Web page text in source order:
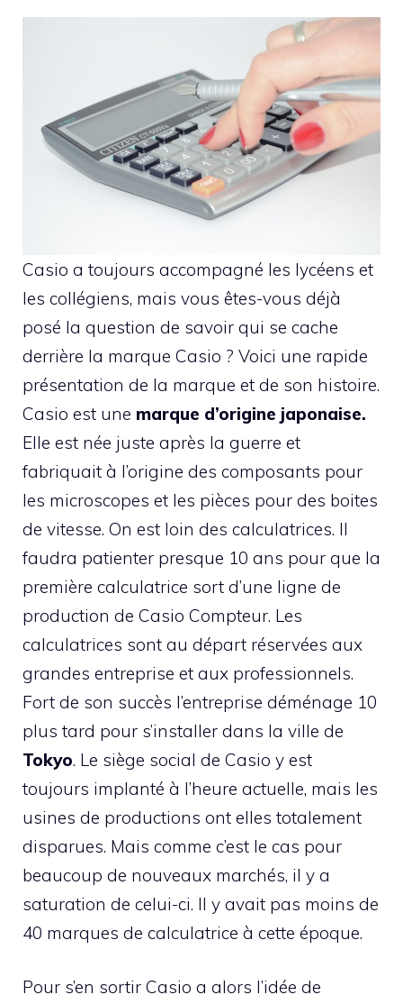
Casio a toujours accompagné les lycéens et
les collégiens, mais vous êtes-vous déjà
posé la question de savoir qui se cache
derrière la marque Casio ? Voici une rapide
présentation de la marque et de son histoire.
Casio est une marque d’origine japonaise.
Elle est née juste après la guerre et
fabriquait à l’origine des composants pour
les microscopes et les pièces pour des boites
de vitesse. On est loin des calculatrices. Il
faudra patienter presque 10 ans pour que la
première calculatrice sort d’une ligne de
production de Casio Compteur. Les
calculatrices sont au départ réservées aux
grandes entreprise et aux professionnels.
Fort de son succès l’entreprise déménage 10
plus tard pour s’installer dans la ville de
Tokyo. Le siège social de Casio y est
toujours implanté à l’heure actuelle, mais les
usines de productions ont elles totalement
disparues. Mais comme c’est le cas pour
beaucoup de nouveaux marchés, il y a
saturation de celui-ci. Il y avait pas moins de
40 marques de calculatrice à cette époque.
Pour s’en sortir Casio a alors l’idée de